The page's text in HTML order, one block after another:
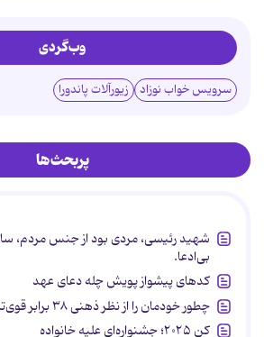
وب‌گردی
سرویس خواب نوزاد زیورآلات پاندورا
پربحث‌ها
شهید رئیسی، مردی بود از جنس مردم،
بی‌ادعا.
کدهای پیشواز پویش چله دعای عهد
چطور خودمان را از نظر ذهنی ۳۸ برابر قوی‌تر کنیم؟
کن ۲۰۲۵؛ جشنواره‌ای علیه خانواده